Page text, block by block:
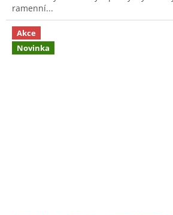
ramenní...
Akce
Novinka